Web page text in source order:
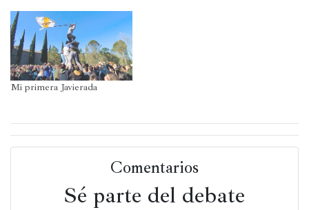
Mi primera Javierada
Comentarios
Sé parte del debate